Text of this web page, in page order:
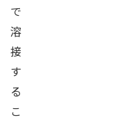
で
溶
接
す
る
こ